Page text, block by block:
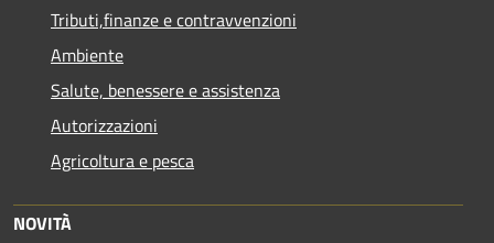
Tributi,finanze e contravvenzioni
Ambiente
Salute, benessere e assistenza
Autorizzazioni
Agricoltura e pesca
NOVITÀ